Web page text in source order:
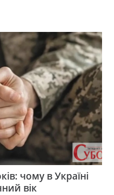
чому в Україні
вік